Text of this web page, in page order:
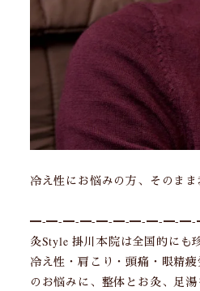
冷え性にお悩みの方、そのま
━-━-━-━-━-━-━-━-━-
灸Style 掛川本院は全国的にも
冷え性・肩こり・頭痛・眼精
のお悩みに、整体とお灸、足